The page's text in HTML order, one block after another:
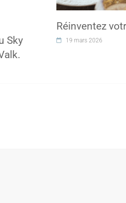
Sky
Réinventez
19 mars 2026